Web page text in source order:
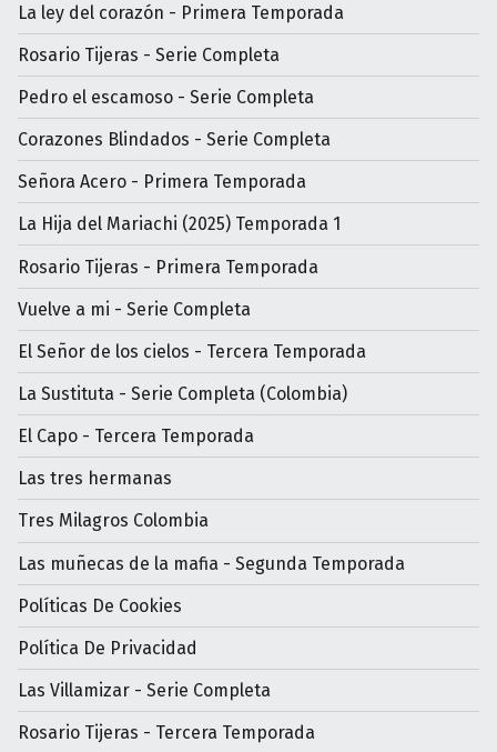
La ley del corazón - Primera Temporada
Rosario Tijeras - Serie Completa
Pedro el escamoso - Serie Completa
Corazones Blindados - Serie Completa
Señora Acero - Primera Temporada
La Hija del Mariachi (2025) Temporada 1
Rosario Tijeras - Primera Temporada
Vuelve a mi - Serie Completa
El Señor de los cielos - Tercera Temporada
La Sustituta - Serie Completa (Colombia)
El Capo - Tercera Temporada
Las tres hermanas
Tres Milagros Colombia
Las muñecas de la mafia - Segunda Temporada
Políticas De Cookies
Política De Privacidad
Las Villamizar - Serie Completa
Rosario Tijeras - Tercera Temporada